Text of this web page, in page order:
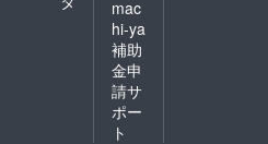
mac
hi-ya
補助
金申
請サ
ポー
ト